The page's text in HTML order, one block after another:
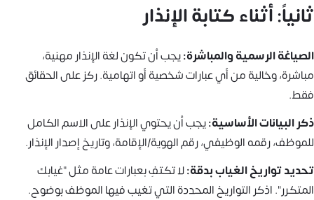
ثانياً: أثناء كتابة الإنذار
الصياغة الرسمية والمباشرة:يجب أن تكون لغة الإنذار مهنية،
مباشرة، وخالية من أي عبارات شخصية أو اتهامية. ركز على الحقائق
فقط.
ذكر البيانات الأساسية:يجب أن يحتوي الإنذار على الاسم الكامل
للموظف، رقمه الوظيفي، رقم الهوية/الإقامة، وتاريخ إصدار الإنذار.
تحديد تواريخ الغياب بدقة:لا تكتفِ بعبارات عامة مثل "غيابك
المتكرر". اذكر التواريخ المحددة التي تغيب فيها الموظف بوضوح.